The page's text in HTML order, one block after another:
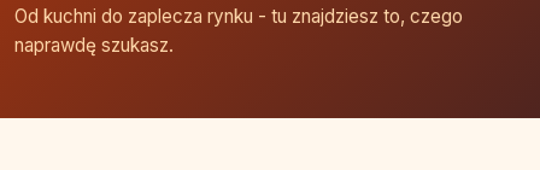
Od kuchni do zaplecza rynku - tu znajdziesz to, czego
naprawdę szukasz.